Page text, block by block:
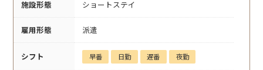
施設形態 ショートステイ
雇用形態 派遣
シフト 早番 日勤 遅番 夜勤